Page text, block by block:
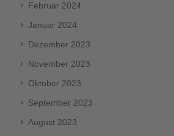
Februar 2024
Januar 2024
Dezember 2023
November 2023
Oktober 2023
September 2023
August 2023